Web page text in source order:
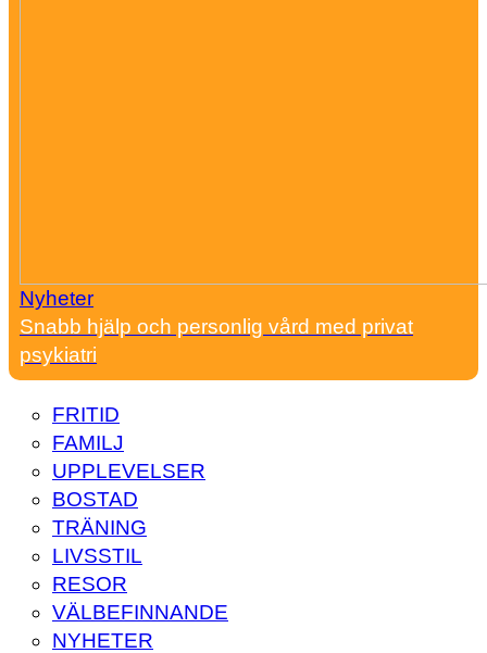
Nyheter
Snabb hjälp och personlig vård med privat
psykiatri
FRITID
FAMILJ
UPPLEVELSER
BOSTAD
TRÄNING
LIVSSTIL
RESOR
VÄLBEFINNANDE
NYHETER